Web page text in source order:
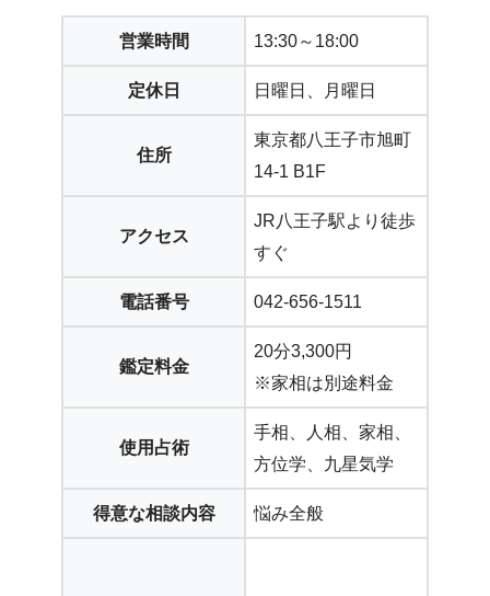
営業時間 13:30～18:00
定休日 日曜日、月曜日
住所
東京都八王子市旭町
14-1 B1F
アクセス
JR八王子駅より徒歩
すぐ
電話番号 042-656-1511
鑑定料金
20分3,300円
※家相は別途料金
使用占術
手相、人相、家相、
方位学、九星気学
得意な相談内容 悩み全般